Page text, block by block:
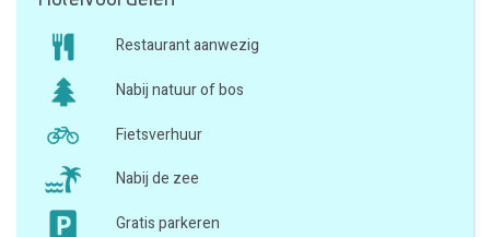
Restaurant aanwezig
Nabij natuur of bos
Fietsverhuur
Nabij de zee
Gratis parkeren